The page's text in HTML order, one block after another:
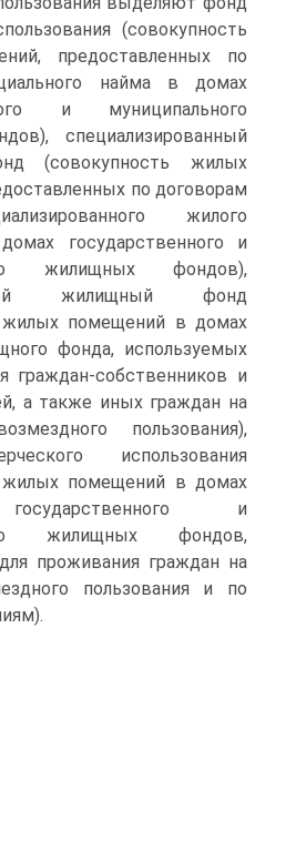
(совокупность
предоставленных по
найма в домах
и муниципального
специализированный
(совокупность жилых
по договорам
жилого
государственного и
жилищных фондов),
жилищный фонд
жилых помещений в домах
фонда, используемых
граждан-собственников и
а также иных граждан на
пользования),
использования
жилых помещений в домах
и
жилищных фондов,
проживания граждан на
пользования и по